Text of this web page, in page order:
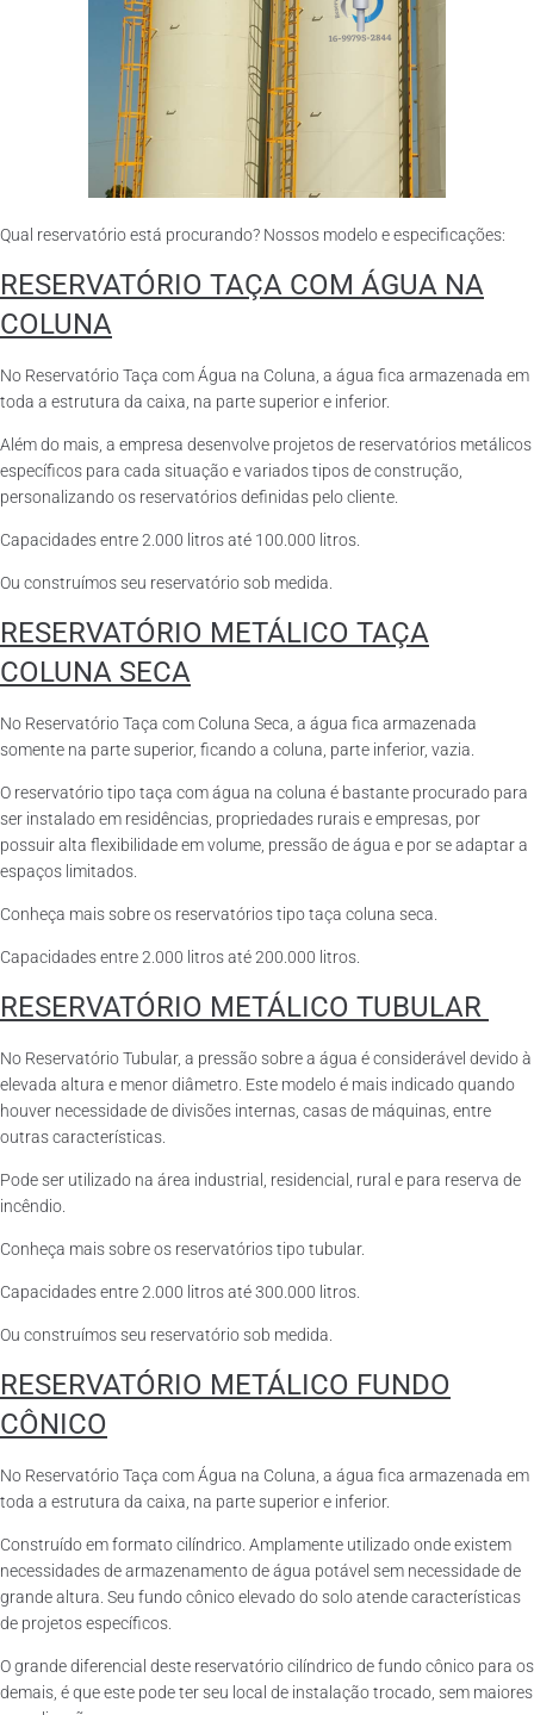
Qual reservatório está procurando? Nossos modelo e especificações:
RESERVATÓRIO TAÇA COM ÁGUA NA
COLUNA
No Reservatório Taça com Água na Coluna, a água fica armazenada em
toda a estrutura da caixa, na parte superior e inferior.
Além do mais, a empresa desenvolve projetos de reservatórios metálicos
específicos para cada situação e variados tipos de construção,
personalizando os reservatórios definidas pelo cliente.
Capacidades entre 2.000 litros até 100.000 litros.
Ou construímos seu reservatório sob medida.
RESERVATÓRIO METÁLICO TAÇA
COLUNA SECA
No Reservatório Taça com Coluna Seca, a água fica armazenada
somente na parte superior, ficando a coluna, parte inferior, vazia.
O reservatório tipo taça com água na coluna é bastante procurado para
ser instalado em residências, propriedades rurais e empresas, por
possuir alta flexibilidade em volume, pressão de água e por se adaptar a
espaços limitados.
Conheça mais sobre os reservatórios tipo taça coluna seca.
Capacidades entre 2.000 litros até 200.000 litros.
RESERVATÓRIO METÁLICO TUBULAR
No Reservatório Tubular, a pressão sobre a água é considerável devido à
elevada altura e menor diâmetro. Este modelo é mais indicado quando
houver necessidade de divisões internas, casas de máquinas, entre
outras características.
Pode ser utilizado na área industrial, residencial, rural e para reserva de
incêndio.
Conheça mais sobre os reservatórios tipo tubular.
Capacidades entre 2.000 litros até 300.000 litros.
Ou construímos seu reservatório sob medida.
RESERVATÓRIO METÁLICO FUNDO
CÔNICO
No Reservatório Taça com Água na Coluna, a água fica armazenada em
toda a estrutura da caixa, na parte superior e inferior.
Construído em formato cilíndrico. Amplamente utilizado onde existem
necessidades de armazenamento de água potável sem necessidade de
grande altura. Seu fundo cônico elevado do solo atende características
de projetos específicos.
O grande diferencial deste reservatório cilíndrico de fundo cônico para os
demais, é que este pode ter seu local de instalação trocado, sem maiores